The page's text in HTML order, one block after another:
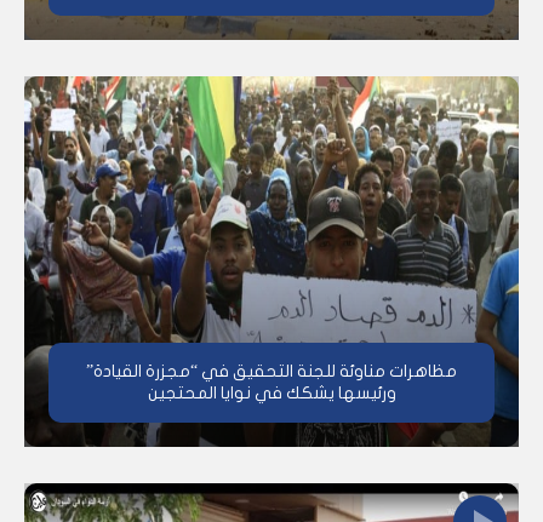
مظاهرات مناوئة للجنة التحقيق في “مجزرة القيادة”
ورئيسها يشكك في نوايا المحتجين